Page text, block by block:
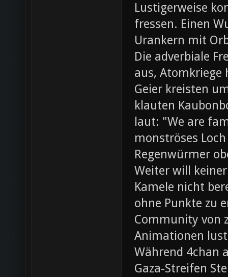
Lustigerweise
fressen. Einen
Urankern mit
Die adverbiale
aus,
Geier kreisten
klauten
laut: "We are
monströses
Regenwürmer
Weiter will
Kamele nicht
ohne Punkte zu
Community von
Animationen
Während 4chan
Gaza-Streifen